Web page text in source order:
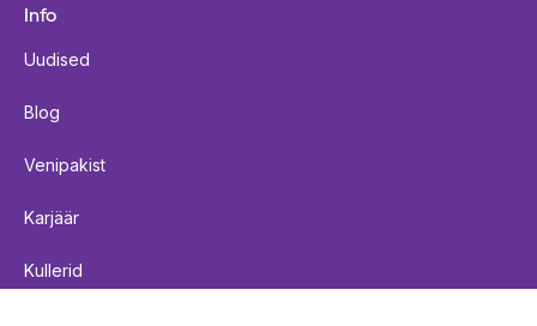
Info
Uudised
Blog
Venipakist
Karjäär
Kullerid